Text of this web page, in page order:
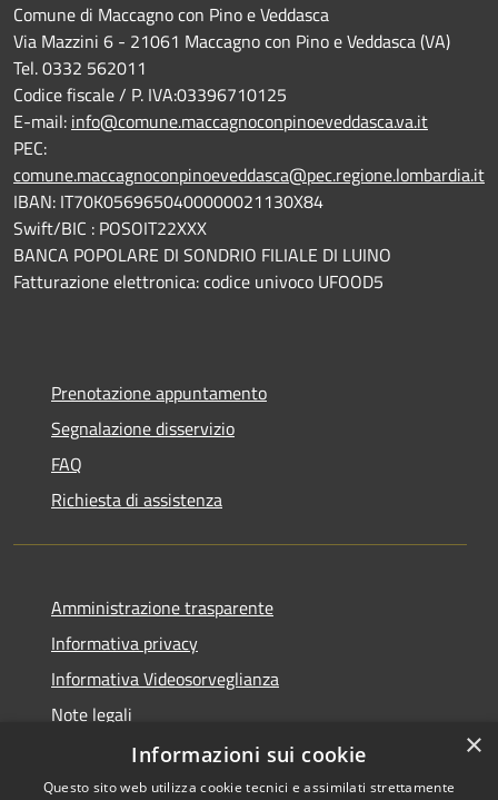
Comune di Maccagno con Pino e Veddasca
Via Mazzini 6 - 21061 Maccagno con Pino e Veddasca (VA)
Tel. 0332 562011
Codice fiscale / P. IVA:03396710125
E-mail: info@comune.maccagnoconpinoeveddasca.va.it
PEC:
comune.maccagnoconpinoeveddasca@pec.regione.lombardia.it
IBAN: IT70K0569650400000021130X84
Swift/BIC : POSOIT22XXX
BANCA POPOLARE DI SONDRIO FILIALE DI LUINO
Fatturazione elettronica: codice univoco UFOOD5
Prenotazione appuntamento
Segnalazione disservizio
FAQ
Richiesta di assistenza
Amministrazione trasparente
Informativa privacy
Informativa Videosorveglianza
Note legali
Dichiarazione di accessibilità
×
Informazioni sui cookie
Questo sito web utilizza cookie tecnici e assimilati strettamente